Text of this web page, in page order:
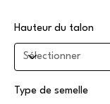
Hauteur du talon
Type de semelle